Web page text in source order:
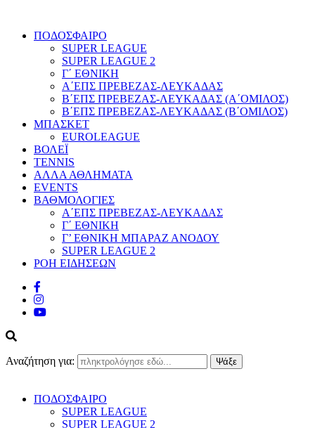
ΠΟΔΟΣΦΑΙΡΟ
SUPER LEAGUE
SUPER LEAGUE 2
Γ΄ ΕΘΝΙΚΗ
Α΄ΕΠΣ ΠΡΕΒΕΖΑΣ-ΛΕΥΚΑΔΑΣ
Β΄ΕΠΣ ΠΡΕΒΕΖΑΣ-ΛΕΥΚΑΔΑΣ (Α΄ΟΜΙΛΟΣ)
Β΄ΕΠΣ ΠΡΕΒΕΖΑΣ-ΛΕΥΚΑΔΑΣ (Β΄ΟΜΙΛΟΣ)
ΜΠΑΣΚΕΤ
EUROLEAGUE
ΒΟΛΕΪ
TENNIS
ΑΛΛΑ ΑΘΛΗΜΑΤΑ
EVENTS
ΒΑΘΜΟΛΟΓΙΕΣ
Α΄ΕΠΣ ΠΡΕΒΕΖΑΣ-ΛΕΥΚΑΔΑΣ
Γ΄ ΕΘΝΙΚΗ
Γ’ ΕΘΝΙΚΗ ΜΠΑΡΑΖ ΑΝΟΔΟΥ
SUPER LEAGUE 2
ΡΟΗ ΕΙΔΗΣΕΩΝ
Αναζήτηση για:
ΠΟΔΟΣΦΑΙΡΟ
SUPER LEAGUE
SUPER LEAGUE 2